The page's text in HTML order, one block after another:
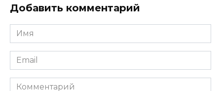
Добавить комментарий
Имя
*
Email
*
Комментарий